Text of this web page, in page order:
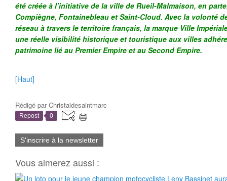
été créée à l’initiative de la ville de Rueil-Malmaison, en
Compiègne, Fontainebleau et Saint-Cloud. Avec la volonté
réseau à travers le territoire français, la marque Ville
une réelle visibilité historique et touristique aux villes
patrimoine lié au Premier Empire et au Second Empire.
[Haut]
Rédigé parChristaldesaintmarc
Repost 0
S'inscrire à la newsletter
Vous aimerez aussi :